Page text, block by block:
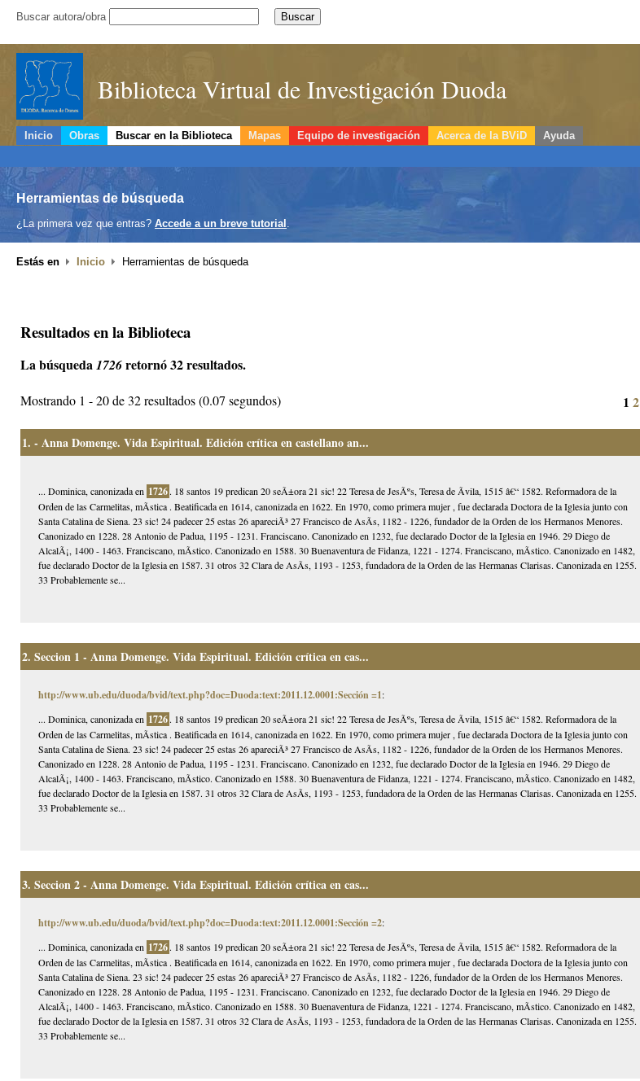
Buscar autora/obra
Biblioteca Virtual de Investigación Duoda
Inicio Obras Buscar en la Biblioteca Mapas Equipo de investigación Acerca de la BViD Ayuda
Herramientas de búsqueda
¿La primera vez que entras? Accede a un breve tutorial .
Estás en Inicio Herramientas de búsqueda
Resultados en la Biblioteca
La búsqueda1726retornó 32 resultados.
Mostrando 1 - 20 de 32 resultados (0.07 segundos) 1 2
1. - Anna Domenge. Vida Espiritual. Edición crítica en castellano an...
... Dominica, canonizada en 1726. 18 santos 19 predican 20 seÃ±ora 21 sic! 22 Teresa de JesÃºs, Teresa de Ãvila, 1515 â€“ 1582. Reformadora de la
Orden de las Carmelitas, mÃ­stica . Beatificada en 1614, canonizada en 1622. En 1970, como primera mujer , fue declarada Doctora de la Iglesia junto con
Santa Catalina de Siena. 23 sic! 24 padecer 25 estas 26 apareciÃ³ 27 Francisco de AsÃ­s, 1182 - 1226, fundador de la Orden de los Hermanos Menores.
Canonizado en 1228. 28 Antonio de Padua, 1195 - 1231. Franciscano. Canonizado en 1232, fue declarado Doctor de la Iglesia en 1946. 29 Diego de
AlcalÃ¡, 1400 - 1463. Franciscano, mÃ­stico. Canonizado en 1588. 30 Buenaventura de Fidanza, 1221 - 1274. Franciscano, mÃ­stico. Canonizado en 1482,
fue declarado Doctor de la Iglesia en 1587. 31 otros 32 Clara de AsÃ­s, 1193 - 1253, fundadora de la Orden de las Hermanas Clarisas. Canonizada en 1255.
33 Probablemente se...
2. Seccion 1 - Anna Domenge. Vida Espiritual. Edición crítica en cas...
http://www.ub.edu/duoda/bvid/text.php?doc=Duoda:text:2011.12.0001:Sección =1:
... Dominica, canonizada en 1726. 18 santos 19 predican 20 seÃ±ora 21 sic! 22 Teresa de JesÃºs, Teresa de Ãvila, 1515 â€“ 1582. Reformadora de la
Orden de las Carmelitas, mÃ­stica . Beatificada en 1614, canonizada en 1622. En 1970, como primera mujer , fue declarada Doctora de la Iglesia junto con
Santa Catalina de Siena. 23 sic! 24 padecer 25 estas 26 apareciÃ³ 27 Francisco de AsÃ­s, 1182 - 1226, fundador de la Orden de los Hermanos Menores.
Canonizado en 1228. 28 Antonio de Padua, 1195 - 1231. Franciscano. Canonizado en 1232, fue declarado Doctor de la Iglesia en 1946. 29 Diego de
AlcalÃ¡, 1400 - 1463. Franciscano, mÃ­stico. Canonizado en 1588. 30 Buenaventura de Fidanza, 1221 - 1274. Franciscano, mÃ­stico. Canonizado en 1482,
fue declarado Doctor de la Iglesia en 1587. 31 otros 32 Clara de AsÃ­s, 1193 - 1253, fundadora de la Orden de las Hermanas Clarisas. Canonizada en 1255.
33 Probablemente se...
3. Seccion 2 - Anna Domenge. Vida Espiritual. Edición crítica en cas...
http://www.ub.edu/duoda/bvid/text.php?doc=Duoda:text:2011.12.0001:Sección =2:
... Dominica, canonizada en 1726. 18 santos 19 predican 20 seÃ±ora 21 sic! 22 Teresa de JesÃºs, Teresa de Ãvila, 1515 â€“ 1582. Reformadora de la
Orden de las Carmelitas, mÃ­stica . Beatificada en 1614, canonizada en 1622. En 1970, como primera mujer , fue declarada Doctora de la Iglesia junto con
Santa Catalina de Siena. 23 sic! 24 padecer 25 estas 26 apareciÃ³ 27 Francisco de AsÃ­s, 1182 - 1226, fundador de la Orden de los Hermanos Menores.
Canonizado en 1228. 28 Antonio de Padua, 1195 - 1231. Franciscano. Canonizado en 1232, fue declarado Doctor de la Iglesia en 1946. 29 Diego de
AlcalÃ¡, 1400 - 1463. Franciscano, mÃ­stico. Canonizado en 1588. 30 Buenaventura de Fidanza, 1221 - 1274. Franciscano, mÃ­stico. Canonizado en 1482,
fue declarado Doctor de la Iglesia en 1587. 31 otros 32 Clara de AsÃ­s, 1193 - 1253, fundadora de la Orden de las Hermanas Clarisas. Canonizada en 1255.
33 Probablemente se...